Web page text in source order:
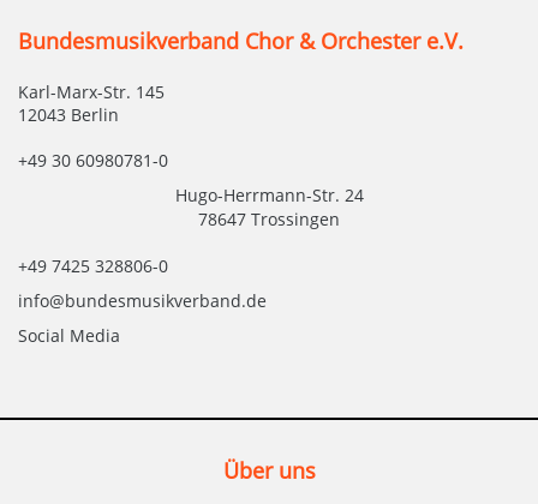
Bundesmusikverband Chor & Orchester e.V.
Karl-Marx-Str. 145
12043 Berlin
+49 30 60980781-0
Hugo-Herrmann-Str. 24
78647 Trossingen
+49 7425 328806-0
info@bundesmusikverband.de
Social Media
Über uns